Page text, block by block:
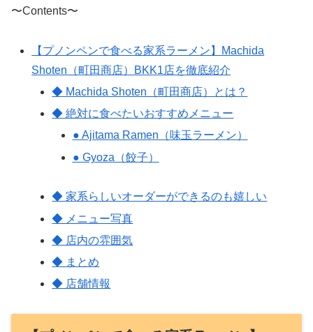
〜Contents〜
【プノンペンで食べる家系ラーメン】Machida
Shoten（町田商店）BKK1店を徹底紹介
◆ Machida Shoten（町田商店）とは？
◆ 絶対に食べたいおすすめメニュー
● Ajitama Ramen（味玉ラーメン）
● Gyoza（餃子）
◆ 家系らしいオーダーができるのも嬉しい
◆ メニュー写真
◆ 店内の雰囲気
◆ まとめ
◆ 店舗情報